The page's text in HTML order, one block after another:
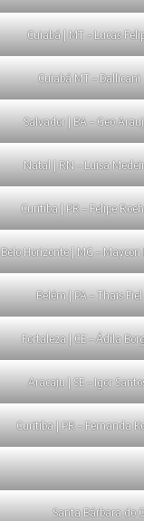
Cuiabá | MT – Lucas
Cuiabá MT – Dallicani
Salvador | BA – Geo
Natal | RN – Luisa
Curitiba | PR – Felipe
Belo Horizonte | MG –
Belém | PA – Thais Fiel
Fortaleza | CE – Ádila
Aracaju | SE – Igor
Curitiba | PR – Fernanda
Santa Bárbara do